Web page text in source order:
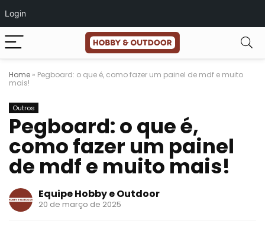
Login
Home » Pegboard: o que é, como fazer um painel de mdf e muito
mais!
Outros
Pegboard: o que é,
como fazer um painel
de mdf e muito mais!
Equipe Hobby e Outdoor
20 de março de 2025